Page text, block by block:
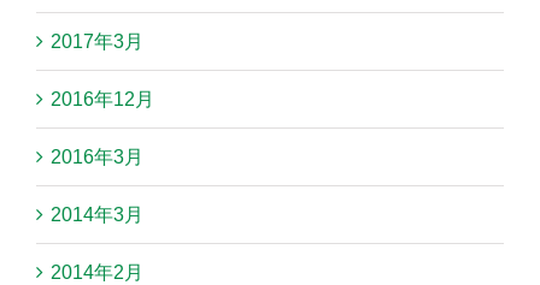
2017年3月
2016年12月
2016年3月
2014年3月
2014年2月